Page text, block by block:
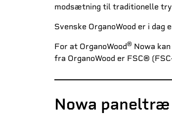
modsætning til traditionelle
Svenske OrganoWood er i
For at OrganoWood® Nowa
fra OrganoWood er FSC®
Nowa